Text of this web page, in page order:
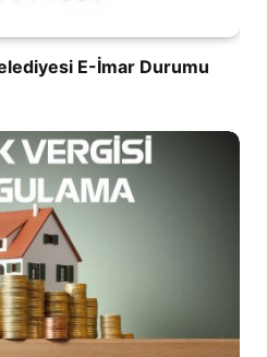
E-İmar Durumu